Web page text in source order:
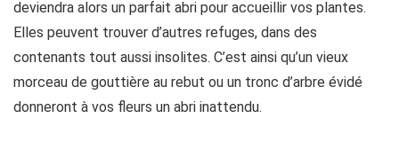
deviendra alors un parfait abri pour accueillir vos plantes.
Elles peuvent trouver d’autres refuges, dans des
contenants tout aussi insolites. C’est ainsi qu’un vieux
morceau de gouttière au rebut ou un tronc d’arbre évidé
donneront à vos fleurs un abri inattendu.